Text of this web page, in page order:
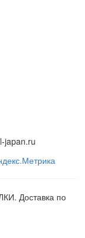
japan.ru
Доставка по